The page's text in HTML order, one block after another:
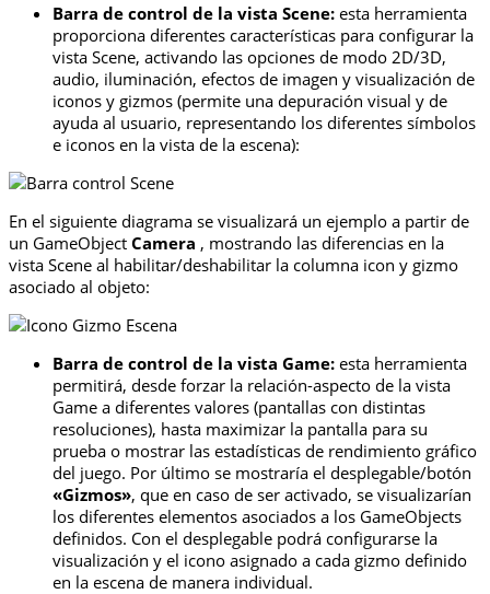
Barra de control de la vista Scene: esta herramienta
proporciona diferentes características para configurar la
vista Scene, activando las opciones de modo 2D/3D,
audio, iluminación, efectos de imagen y visualización de
iconos y gizmos (permite una depuración visual y de
ayuda al usuario, representando los diferentes símbolos
e iconos en la vista de la escena):
En el siguiente diagrama se visualizará un ejemplo a partir de
un GameObject Camera , mostrando las diferencias en la
vista Scene al habilitar/deshabilitar la columna icon y gizmo
asociado al objeto:
Barra de control de la vista Game: esta herramienta
permitirá, desde forzar la relación-aspecto de la vista
Game a diferentes valores (pantallas con distintas
resoluciones), hasta maximizar la pantalla para su
prueba o mostrar las estadísticas de rendimiento gráfico
del juego. Por último se mostraría el desplegable/botón
«Gizmos», que en caso de ser activado, se visualizarían
los diferentes elementos asociados a los GameObjects
definidos. Con el desplegable podrá configurarse la
visualización y el icono asignado a cada gizmo definido
en la escena de manera individual.